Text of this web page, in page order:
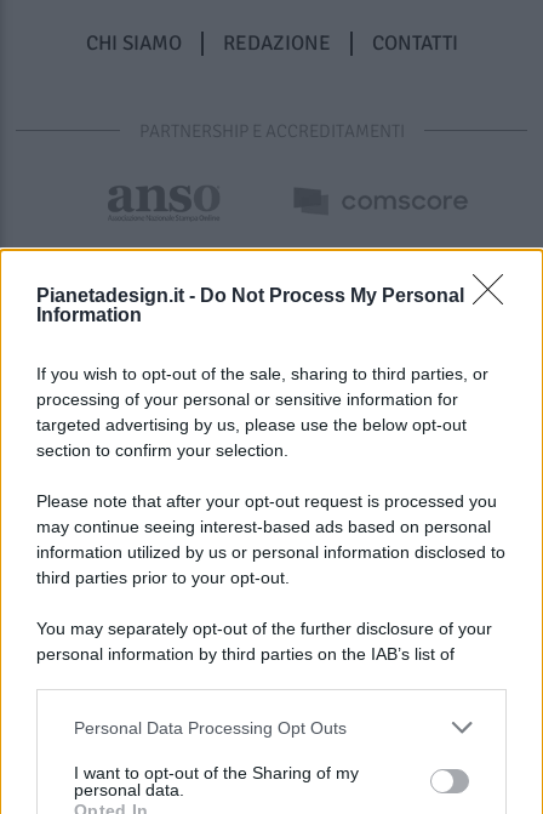
Pianetadesign.it - Do Not Process My Personal
Information
If you wish to opt-out of the sale, sharing to third parties, or
processing of your personal or sensitive information for
targeted advertising by us, please use the below opt-out
section to confirm your selection.
Please note that after your opt-out request is processed you
may continue seeing interest-based ads based on personal
information utilized by us or personal information disclosed to
third parties prior to your opt-out.
You may separately opt-out of the further disclosure of your
personal information by third parties on the IAB’s list of
This information may also be disclosed by us to third parties
disclose it to other third parties.
Personal Data Processing Opt Outs
I want to opt-out of the Sharing of my
personal data.
CHI SIAMO REDAZIONE CONTATTI
PARTNERSHIP E ACCREDITAMENTI
© 2026 - Pianeta Design - P.IVA 04827280654 - Testata
Registrata Al Tribunale Di Nocera Inferiore N. 8/2020 - RG N.
ISCRIZIONE AL ROC N. 35792 – ISCRITTA ALL’ANSO
(ASSOCIAZIONE NAZIONALE STAMPA ONLINE)
PREFERENZE PRIVACY